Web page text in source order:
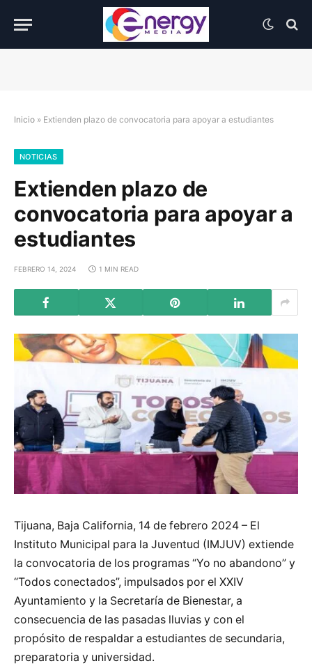
Inicio » Extienden plazo de convocatoria para apoyar a estudiantes
NOTICIAS
Extienden plazo de
convocatoria para apoyar a
estudiantes
FEBRERO 14, 2024 1 MIN READ
Tijuana, Baja California, 14 de febrero 2024 – El
Instituto Municipal para la Juventud (IMJUV) extiende
la convocatoria de los programas “Yo no abandono” y
“Todos conectados”, impulsados por el XXIV
Ayuntamiento y la Secretaría de Bienestar, a
consecuencia de las pasadas lluvias y con el
propósito de respaldar a estudiantes de secundaria,
preparatoria y universidad.